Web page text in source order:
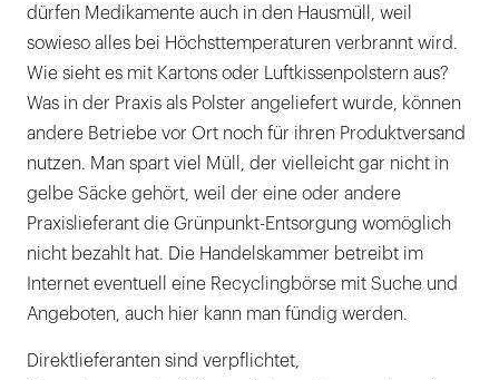
dürfen Medikamente auch in den Hausmüll, weil
sowieso alles bei Höchsttemperaturen verbrannt wird.
Wie sieht es mit Kartons oder Luftkissenpolstern aus?
Was in der Praxis als Polster angeliefert wurde, können
andere Betriebe vor Ort noch für ihren Produktversand
nutzen. Man spart viel Müll, der vielleicht gar nicht in
gelbe Säcke gehört, weil der eine oder andere
Praxislieferant die Grünpunkt-Entsorgung womöglich
nicht bezahlt hat. Die Handelskammer betreibt im
Internet eventuell eine Recyclingbörse mit Suche und
Angeboten, auch hier kann man fündig werden.
Direktlieferanten sind verpflichtet,